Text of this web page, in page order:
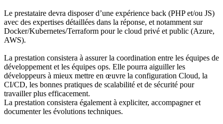
Le prestataire devra disposer d’une expérience back (PHP et/ou JS)
avec des expertises détaillées dans la réponse, et notamment sur
Docker/Kubernetes/Terraform pour le cloud privé et public (Azure,
AWS).
La prestation consistera à assurer la coordination entre les équipes de
développement et les équipes ops. Elle pourra aiguiller les
développeurs à mieux mettre en œuvre la configuration Cloud, la
CI/CD, les bonnes pratiques de scalabilité et de sécurité pour
travailler plus efficacement.
La prestation consistera également à expliciter, accompagner et
documenter les évolutions techniques.